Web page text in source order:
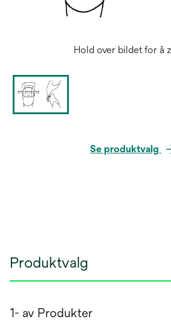
Hold over bildet for å
Se produktvalg
Produktvalg
1- av Produkter